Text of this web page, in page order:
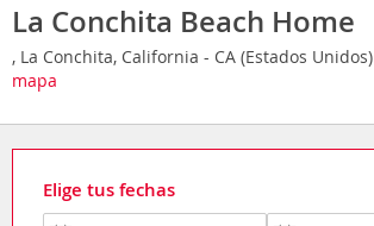
La Conchita Beach Home
, La Conchita, California - CA (Estados Unidos)
mapa
Elige tus fechas